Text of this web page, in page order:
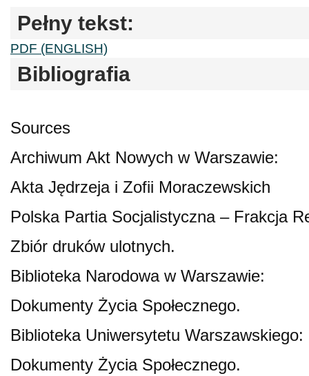
Pełny tekst:
PDF (ENGLISH)
Bibliografia
Sources
Archiwum Akt Nowych w Warszawie:
Akta Jędrzeja i Zofii Moraczewskich
Polska Partia Socjalistyczna – Frakcja
Zbiór druków ulotnych.
Biblioteka Narodowa w Warszawie:
Dokumenty Życia Społecznego.
Biblioteka Uniwersytetu Warszawskiego:
Dokumenty Życia Społecznego.